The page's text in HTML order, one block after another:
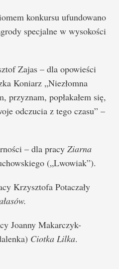
konkursu ufundowano
specjalne w wysokości
Zajas – dla opowieści
Koniarz „Niezłomna
przyznam, popłakałem się,
odczucia z tego czasu” –
– dla pracy Ziarna
(„Lwowiak”).
Krzysztofa Potaczały
.
Joanny Makarczyk-
Ciotka Lilka.